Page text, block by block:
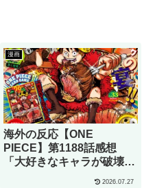
漫画
海外の反応【ONE
PIECE】第1188話感想
「大好きなキャラが破壊さ
2026.07.27